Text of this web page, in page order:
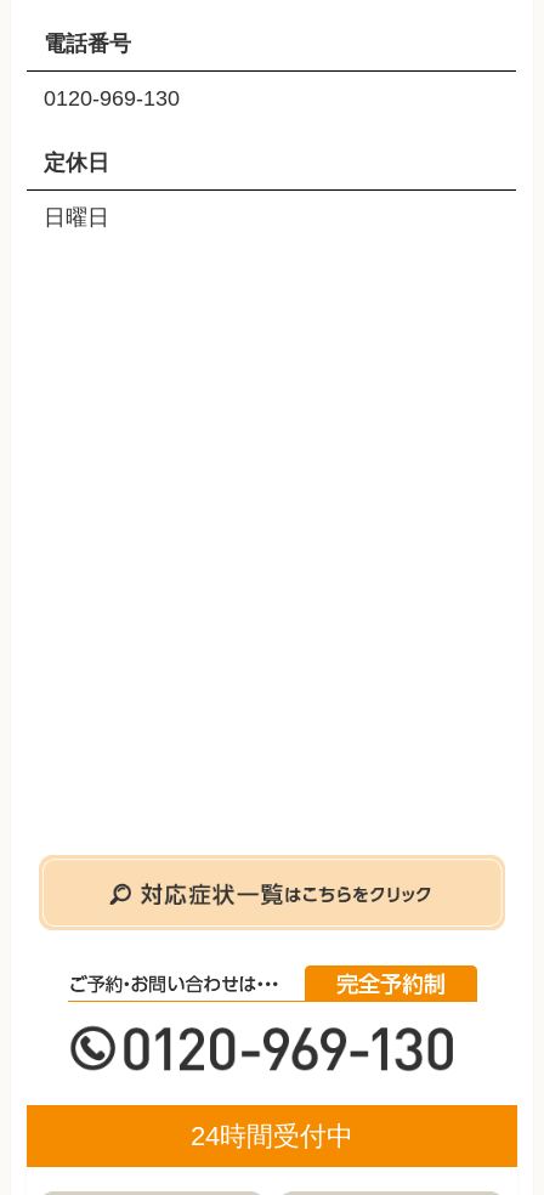
電話番号
0120-969-130
定休日
日曜日
24時間受付中